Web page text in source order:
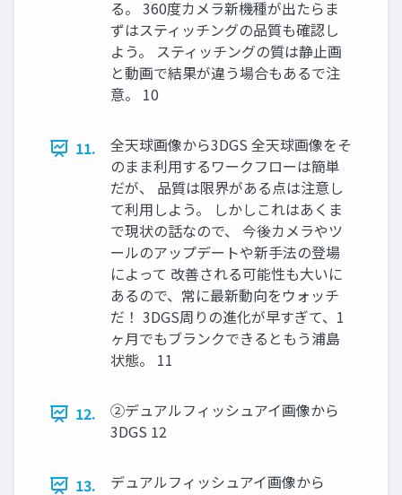
る。 360度カメラ新機種が出たらま
ずはスティッチングの品質も確認し
よう。 スティッチングの質は静止画
と動画で結果が違う場合もあるで注
意。 10
11.
全天球画像から3DGS 全天球画像をそ
のまま利用するワークフローは簡単
だが、 品質は限界がある点は注意し
て利用しよう。 しかしこれはあくま
で現状の話なので、 今後カメラやツ
ールのアップデートや新手法の登場
によって 改善される可能性も大いに
あるので、常に最新動向をウォッチ
だ！ 3DGS周りの進化が早すぎて、1
ヶ月でもブランクできるともう浦島
状態。 11
12.
②デュアルフィッシュアイ画像から
3DGS 12
13.
デュアルフィッシュアイ画像から